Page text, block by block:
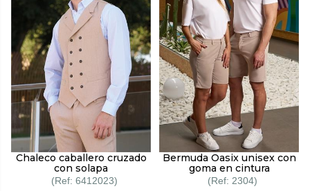
Chaleco caballero cruzado
con solapa
6412023
Bermuda Oasix unisex con
goma en cintura
2304